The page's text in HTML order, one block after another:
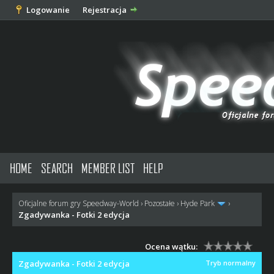
Logowanie Rejestracja
HOME SEARCH MEMBER LIST HELP
Oficjalne forum gry Speedway-World › Pozostałe › Hyde Park ›
Zgadywanka - Fotki 2 edycja
Ocena wątku:
Tryb normalny
Zgadywanka - Fotki 2 edycja